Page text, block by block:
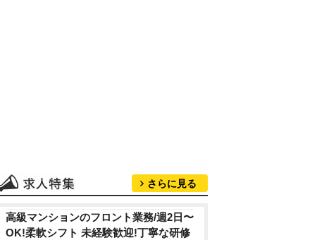
さらに見る
⾼級マンションのフロント業務/週2⽇〜
OK!柔軟シフト 未経験歓迎!丁寧な研修